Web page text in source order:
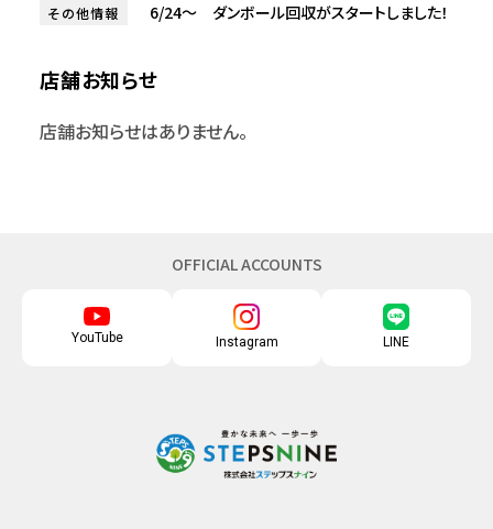
その他情報 6/24～ ダンボール回収がスタートしました！
店舗お知らせ
店舗お知らせはありません。
OFFICIAL ACCOUNTS
YouTube Instagram LINE